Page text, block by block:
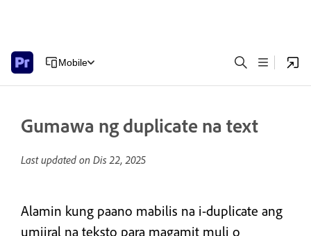
Mobile
Gumawa ng duplicate na text
Last updated on Dis 22, 2025
Alamin kung paano mabilis na i-duplicate ang
umiiral na teksto para magamit muli o